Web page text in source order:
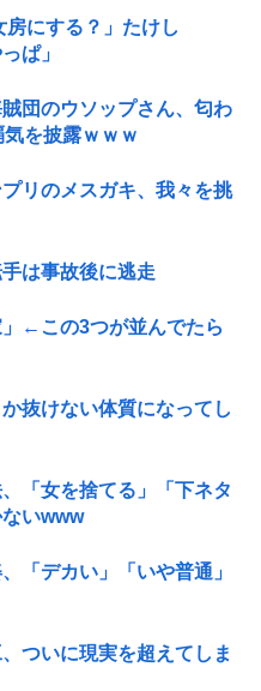
にする？」たけし
ぱ」
団のウソップさん、匂わ
を披露ｗｗｗ
リのメスガキ、我々を挑
は事故後に逃走
」←この3つが並んでたら
抜けない体質になってし
「女を捨てる」「下ネタ
いwww
「デカい」「いや普通」
ついに現実を超えてしま